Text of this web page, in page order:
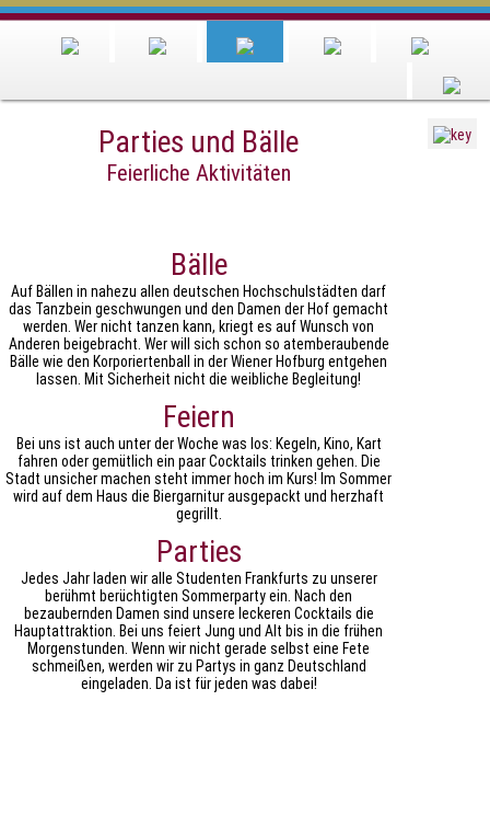
Parties und Bälle
Feierliche Aktivitäten
Bälle
Auf Bällen in nahezu allen deutschen Hochschulstädten darf
das Tanzbein geschwungen und den Damen der Hof gemacht
werden. Wer nicht tanzen kann, kriegt es auf Wunsch von
Anderen beigebracht. Wer will sich schon so atemberaubende
Bälle wie den Korporiertenball in der Wiener Hofburg entgehen
lassen. Mit Sicherheit nicht die weibliche Begleitung!
Feiern
Bei uns ist auch unter der Woche was los: Kegeln, Kino, Kart
fahren oder gemütlich ein paar Cocktails trinken gehen. Die
Stadt unsicher machen steht immer hoch im Kurs! Im Sommer
wird auf dem Haus die Biergarnitur ausgepackt und herzhaft
gegrillt.
Parties
Jedes Jahr laden wir alle Studenten Frankfurts zu unserer
berühmt berüchtigten Sommerparty ein. Nach den
bezaubernden Damen sind unsere leckeren Cocktails die
Hauptattraktion. Bei uns feiert Jung und Alt bis in die frühen
Morgenstunden. Wenn wir nicht gerade selbst eine Fete
schmeißen, werden wir zu Partys in ganz Deutschland
eingeladen. Da ist für jeden was dabei!